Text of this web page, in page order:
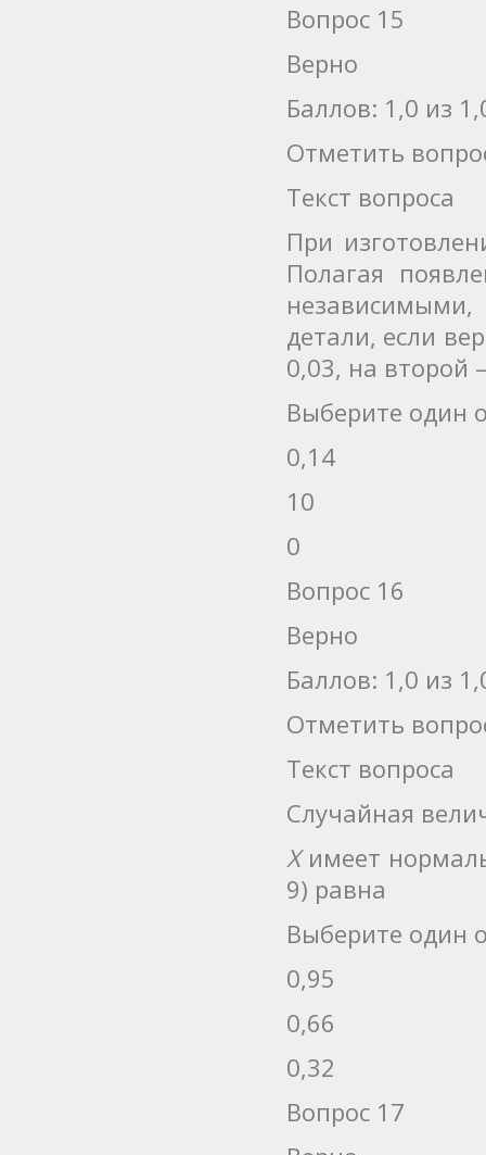
Вопрос 15
Верно
Баллов: 1,0 из
Отметить
Текст вопроса
При
Полагая
независимыми,
детали, если
0,03, на второй
Выберите один
0,14
10
0
Вопрос 16
Верно
Баллов: 1,0 из
Отметить
Текст вопроса
Случайная
Химеет
9) равна
Выберите один
0,95
0,66
0,32
Вопрос 17